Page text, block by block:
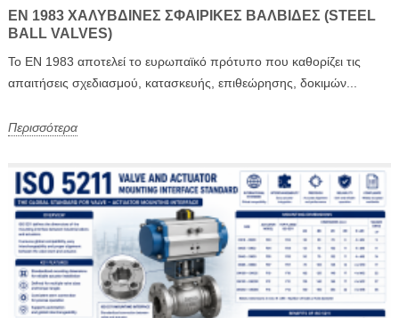
EN 1983 ΧΑΛΎΒΔΙΝΕΣ ΣΦΑΙΡΙΚΈΣ ΒΑΛΒΊΔΕΣ (STEEL
BALL VALVES)
Το EN 1983 αποτελεί το ευρωπαϊκό πρότυπο που καθορίζει τις
απαιτήσεις σχεδιασμού, κατασκευής, επιθεώρησης, δοκιμών...
Περισσότερα